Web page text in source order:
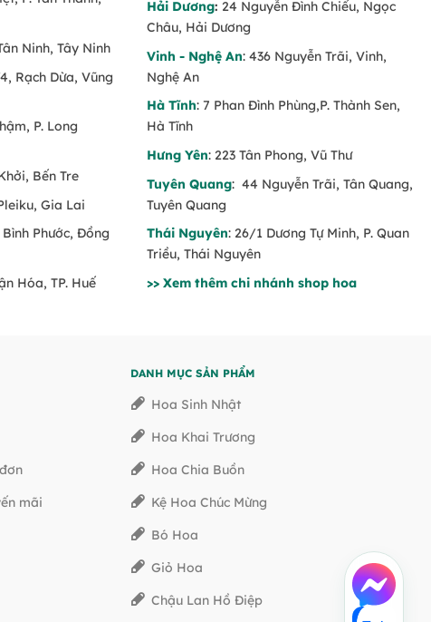
Ninh, Tây Ninh
Rạch Dừa, Vũng
P. Long
Bến Tre
Gia Lai
Bình Phước, Đồng
Hóa, TP. Huế
Hải Dương: 24 Nguyễn Đình Chiểu, Ngọc
Châu, Hải Dương
Vinh - Nghệ An: 436 Nguyễn Trãi, Vinh,
Nghệ An
Hà Tĩnh: 7 Phan Đình Phùng,P. Thành Sen,
Hà Tĩnh
Hưng Yên: 223 Tân Phong, Vũ Thư
Tuyên Quang: 44 Nguyễn Trãi, Tân Quang,
Tuyên Quang
Thái Nguyên: 26/1 Dương Tự Minh, P. Quan
Triều, Thái Nguyên
>> Xem thêm chi nhánh shop hoa
mãi
DANH MỤC SẢN PHẨM
Hoa Sinh Nhật
Hoa Khai Trương
Hoa Chia Buồn
Kệ Hoa Chúc Mừng
Bó Hoa
Giỏ Hoa
Chậu Lan Hồ Điệp